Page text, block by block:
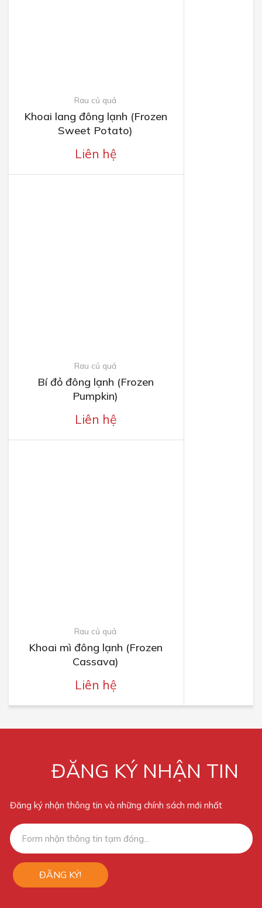
Rau củ quả
Khoai lang đông lạnh (Frozen
Sweet Potato)
Liên hệ
Rau củ quả
Bí đỏ đông lạnh (Frozen
Pumpkin)
Liên hệ
Rau củ quả
Khoai mì đông lạnh (Frozen
Cassava)
Liên hệ
ĐĂNG KÝ NHẬN TIN
Đăng ký nhận thông tin và những chính sách mới nhất
ĐĂNG KÝ!